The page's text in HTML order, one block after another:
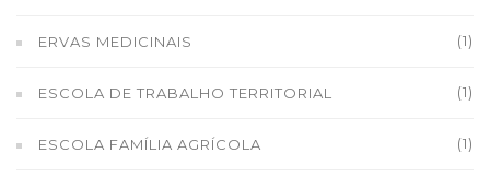
ERVAS MEDICINAIS (1)
ESCOLA DE TRABALHO TERRITORIAL (1)
ESCOLA FAMÍLIA AGRÍCOLA (1)